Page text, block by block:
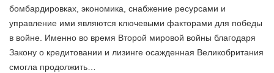
бомбардировках, экономика, снабжение ресурсами и
управление ими являются ключевыми факторами для победы
в войне. Именно во время Второй мировой войны благодаря
Закону о кредитовании и лизинге осажденная Великобритания
смогла продолжить…